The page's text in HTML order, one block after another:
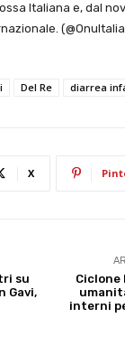
Italiana e, dal
Del Re diarrea
X
su
Gavi,
Ciclone
interni